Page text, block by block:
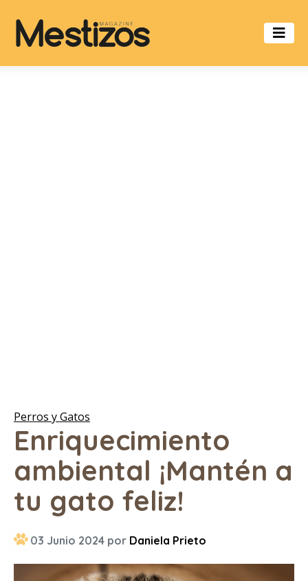
Perros y Gatos
Enriquecimiento
ambiental ¡Mantén a
tu gato feliz!
03 Junio 2024 por Daniela Prieto